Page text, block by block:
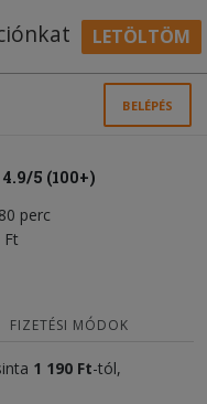
LETÖLTÖM
BELÉPÉS
4.9/5 (100+)
perc
FIZETÉSI MÓDOK
1 190 Ft-tól,